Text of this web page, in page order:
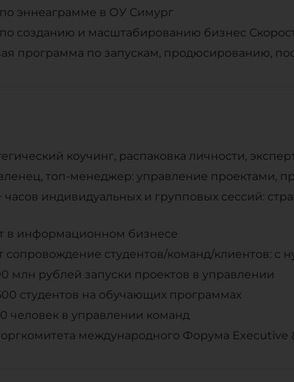
эннеаграмме в ОУ Симург
созданию и масштабированию бизнес
программа по запускам, продюсированию,
коучинг, распаковка личности,
топ-менеджер: управление проектами,
часов индивидуальных и групповых сессий:
в информационном бизнесе
сопровождение студентов/команд/клиентов: с
млн рублей запуски проектов в управлении
студентов на обучающих программах
человек в управлении команд
международного Форума Executive